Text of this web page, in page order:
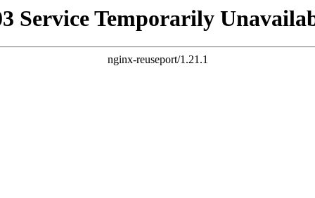
Service Temporarily
nginx-reuseport/1.21.1